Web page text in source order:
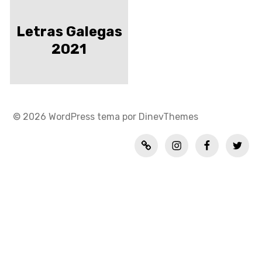
Letras Galegas
2021
© 2026 WordPress tema por DinevThemes
Política
de
INSTAGRAMFACEBOOK